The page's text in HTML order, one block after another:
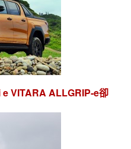
VITARA ALLGRIP-e卻